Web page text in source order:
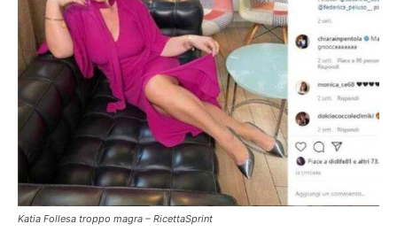
Katia Follesa troppo magra – RicettaSprint